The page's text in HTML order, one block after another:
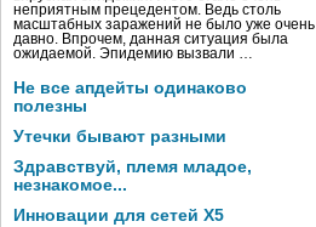
неприятным прецедентом. Ведь столь
масштабных заражений не было уже очень
давно. Впрочем, данная ситуация была
ожидаемой. Эпидемию вызвали …
Не все апдейты одинаково
полезны
Утечки бывают разными
Здравствуй, племя младое,
незнакомое...
Инновации для сетей X5